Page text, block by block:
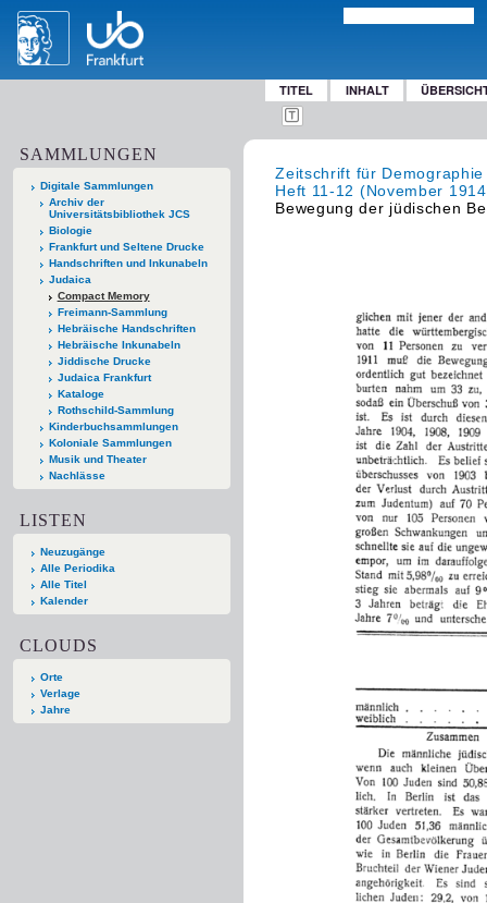
TITEL INHALT
SAMMLUNGEN
Digitale Sammlungen
Archiv der
Universitätsbibliothek JCS
Biologie
Frankfurt und Seltene Drucke
Handschriften und Inkunabeln
Judaica
Compact Memory
Freimann-Sammlung
Hebräische Handschriften
Hebräische Inkunabeln
Jiddische Drucke
Judaica Frankfurt
Kataloge
Rothschild-Sammlung
Kinderbuchsammlungen
Koloniale Sammlungen
Musik und Theater
Nachlässe
LISTEN
Neuzugänge
Alle Periodika
Alle Titel
Kalender
CLOUDS
Orte
Verlage
Jahre
Zeitschrift für
Heft 11-12 (November
Bewegung der jüdischen